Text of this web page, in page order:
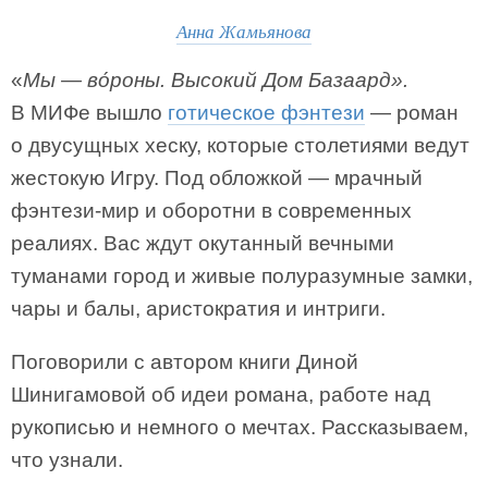
Анна Жамьянова
«Мы — во́роны. Высокий Дом Базаард».
В МИФе вышло готическое фэнтези — роман
о двусущных хеску, которые столетиями ведут
жестокую Игру. Под обложкой — мрачный
фэнтези-мир и оборотни в современных
реалиях. Вас ждут окутанный вечными
туманами город и живые полуразумные замки,
чары и балы, аристократия и интриги.
Поговорили с автором книги Диной
Шинигамовой об идеи романа, работе над
рукописью и немного о мечтах. Рассказываем,
что узнали.